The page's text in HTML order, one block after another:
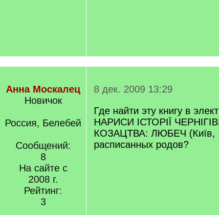
Анна Москалец
Новичок
Россия, Белебей
Сообщений:
8
На сайте с
2008 г.
Рейтинг:
3
8 дек. 2009 13:29
Где найти эту книгу в
НАРИСИ ІСТОРІЇ
КОЗАЦТВА: ЛЮБЕЧ (Київ,
расписанных родов?